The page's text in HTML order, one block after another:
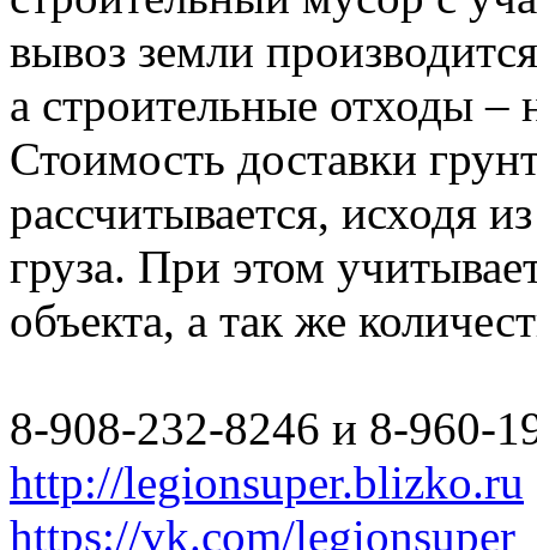
вывоз земли
а строительные отходы –
Стоимость доставки
рассчитывается, исходя
груза. При этом
объекта, а так же
8-908-232-8246 и 8-960-
http://legionsuper.blizko.ru
https://vk.com/legionsuper